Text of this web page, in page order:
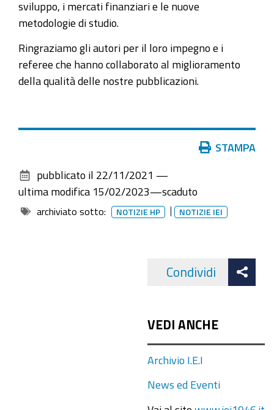
sviluppo, i mercati finanziari e le nuove
metodologie di studio.
Ringraziamo gli autori per il loro impegno e i
referee che hanno collaborato al miglioramento
della qualità delle nostre pubblicazioni.
documento
STAMPA
pubblicato il 22/11/2021 —
ultima modifica 15/02/2023—scaduto
archiviato sotto: NOTIZIE HP NOTIZIE IEI
Condividi
VEDI ANCHE
Archivio I.E.I
News ed Eventi